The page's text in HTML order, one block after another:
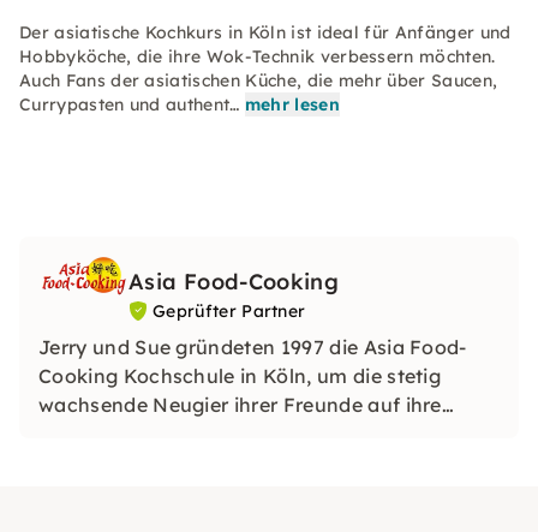
Der asiatische Kochkurs in Köln ist ideal für Anfänger und
Hobbyköche, die ihre Wok-Technik verbessern möchten.
Auch Fans der asiatischen Küche, die mehr über Saucen,
Currypasten und authent… mehr lesen
Asia Food-Cooking
Geprüfter Partner
Jerry und Sue gründeten 1997 die Asia Food-
Cooking Kochschule in Köln, um die stetig
wachsende Neugier ihrer Freunde auf ihre